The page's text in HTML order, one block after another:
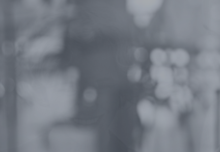
Sæt din kapital
på
Autopilot
med AI-handel